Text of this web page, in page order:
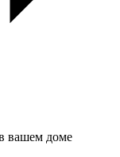
вашем доме